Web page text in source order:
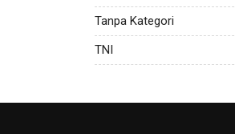
Tanpa Kategori
TNI